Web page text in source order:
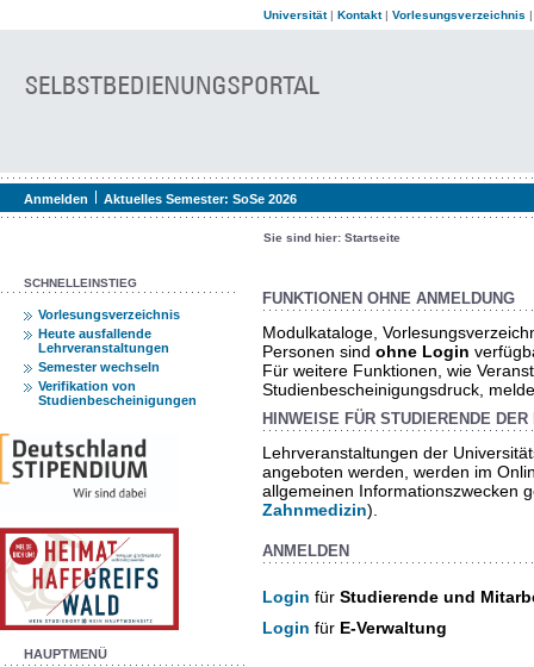
Universität| Kontakt| Vorlesungsverzeichnis
Anmelden Aktuelles Semester: SoSe 2026
Sie sind hier: Startseite
SCHNELLEINSTIEG
Vorlesungsverzeichnis
Heute ausfallende
Lehrveranstaltungen
Semester wechseln
Verifikation von
Studienbescheinigungen
HAUPTMENÜ
FUNKTIONEN OHNE ANMELDUNG
Modulkataloge,
Personen sind ohne Login
Für weitere Funktionen, wie
Studienbescheinigungsdruck,
HINWEISE FÜR STUDIERENDE DER
Lehrveranstaltungen der
angeboten werden, werden im
allgemeinen Informationszwecken
Zahnmedizin).
ANMELDEN
Login für Studierende und
Login für E-Verwaltung